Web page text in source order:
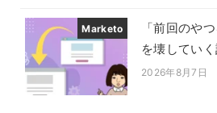
Marketo
「前回のや
を壊してい
投稿日
2026年8月7日